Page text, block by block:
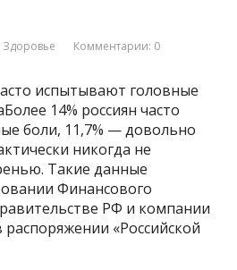
Здоровье Комментарии: 0
испытывают головные
14% россиян часто
боли, 11,7% — довольно
никогда не
Такие данные
Финансового
РФ и компании
распоряжении «Российской